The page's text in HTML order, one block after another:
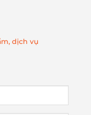
dịch vụ